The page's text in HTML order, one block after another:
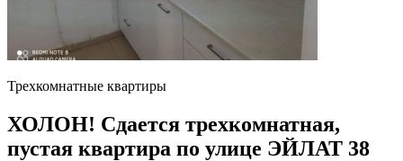
Трехкомнатные квартиры
ХОЛОН! Сдается трехкомнатная,
пустая квартира по улице ЭЙЛАТ 38